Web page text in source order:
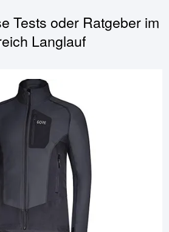
Tests oder Ratgeber im
Langlauf